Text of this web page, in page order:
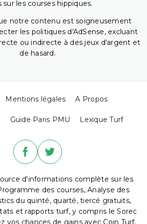
sur les courses hippiques.
notre contenu est soigneusement
les politiques d'AdSense, excluant
ou indirecte à des jeux d'argent et
de hasard.
Mentions légales A Propos
Guide Paris PMU Lexique Turf
d'informations complète sur les
des courses, Analyse des
du quinté, quarté, tiercé gratuits,
et rapports turf, y compris le Sorec